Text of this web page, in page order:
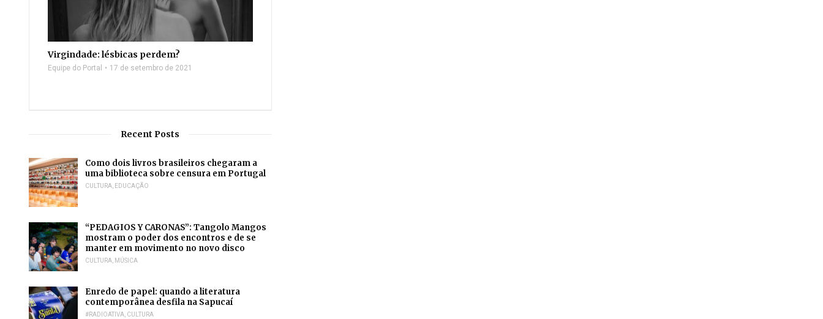
Virgindade: lésbicas perdem?
Equipe do Portal 17 de setembro de 2021
Recent Posts
Como dois livros brasileiros chegaram a
uma biblioteca sobre censura em Portugal
CULTURA, EDUCAÇÃO
“PEDAGIOS Y CARONAS”: Tangolo Mangos
mostram o poder dos encontros e de se
manter em movimento no novo disco
CULTURA, MÚSICA
Enredo de papel: quando a literatura
contemporânea desfila na Sapucaí
#RADIOATIVA, CULTURA